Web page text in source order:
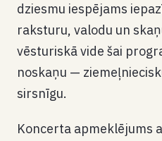
dziesmu iespējams
raksturu, valodu un
vēsturiskā vide šai
noskaņu —
sirsnīgu.
Koncerta apmeklējums